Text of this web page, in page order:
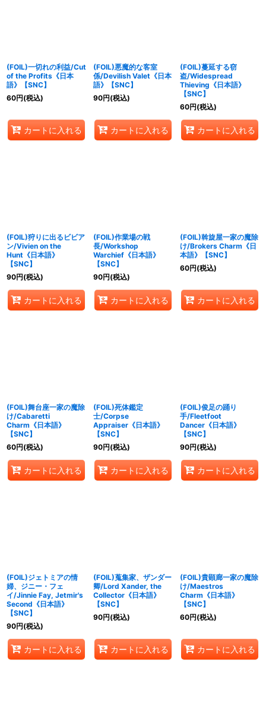
(FOIL)一切れの利益/Cut
of the Profits《日本
語》【SNC】
60円(税込)
カートに入れる
(FOIL)悪魔的な客室
係/Devilish Valet《日本
語》【SNC】
90円(税込)
カートに入れる
(FOIL)蔓延する窃
盗/Widespread
Thieving《日本語》
【SNC】
60円(税込)
カートに入れる
(FOIL)狩りに出るビビア
ン/Vivien on the
Hunt《日本語》
【SNC】
90円(税込)
カートに入れる
(FOIL)作業場の戦
長/Workshop
Warchief《日本語》
【SNC】
90円(税込)
カートに入れる
(FOIL)斡旋屋一家の魔除
け/Brokers Charm《日
本語》【SNC】
60円(税込)
カートに入れる
(FOIL)舞台座一家の魔除
け/Cabaretti
Charm《日本語》
【SNC】
60円(税込)
カートに入れる
(FOIL)死体鑑定
士/Corpse
Appraiser《日本語》
【SNC】
90円(税込)
カートに入れる
(FOIL)俊足の踊り
手/Fleetfoot
Dancer《日本語》
【SNC】
90円(税込)
カートに入れる
(FOIL)ジェトミアの情
婦、ジニー・フェ
イ/Jinnie Fay, Jetmir's
Second《日本語》
【SNC】
90円(税込)
カートに入れる
(FOIL)蒐集家、ザンダー
卿/Lord Xander, the
Collector《日本語》
【SNC】
90円(税込)
カートに入れる
(FOIL)貴顕廊一家の魔除
け/Maestros
Charm《日本語》
【SNC】
60円(税込)
カートに入れる